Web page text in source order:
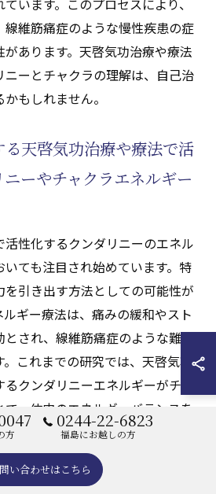
維筋痛症のような慢性疾患の症
あります。天啓気功治療や療法
ーとチャクラの理解は、自己治
もしれません。
天啓気功治療や療法で活
ーやチャクラエネルギー
性化するクンダリニーのエネル
ても注目され始めています。特
を引き出す方法としての可能性が
ギー療法は、痛みの緩和やスト
とされ、線維筋痛症のような難病
これまでの研究では、天啓気功
クンダリニーエネルギーがチャ
で、体内のエネルギーバランスを
強化する効果が示唆されていま
ギーの役割が科学的に解明される
との併用が期待されています。天
方
0244-22-6823
福島にお越しの方
い合わせはこちら